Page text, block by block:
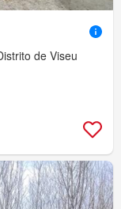
de Viseu